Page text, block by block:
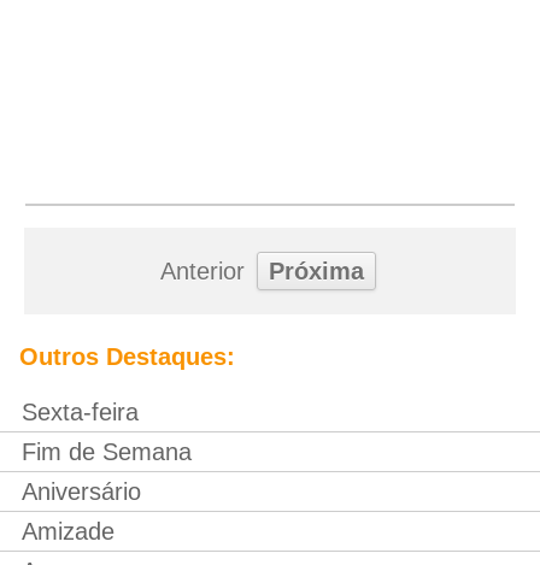
Anterior Próxima
Outros Destaques:
Sexta-feira
Fim de Semana
Aniversário
Amizade